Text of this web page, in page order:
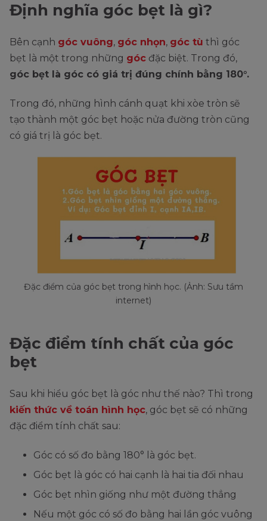
Định nghĩa góc bẹt là gì?
Bên cạnh góc vuông, góc nhọn, góc tù thì góc
bẹt là một trong những góc đặc biệt. Trong đó,
góc bẹt là góc có giá trị đúng chính bằng 180°.
Trong đó, những hình cánh quạt khi xòe tròn sẽ
tạo thành một góc bẹt hoặc nửa đường tròn cũng
có giá trị là góc bẹt.
Đặc điểm của góc bẹt trong hình học. (Ảnh: Sưu tầm
internet)
Đặc điểm tính chất của góc
bẹt
Sau khi hiểu góc bẹt là góc như thế nào? Thì trong
kiến thức về toán hình học, góc bẹt sẽ có những
đặc điểm tính chất sau:
Góc có số đo bằng 180° là góc bẹt.
Góc bẹt là góc có hai cạnh là hai tia đối nhau
Góc bẹt nhìn giống như một đường thẳng
Nếu một góc có số đo bằng hai lần góc vuông